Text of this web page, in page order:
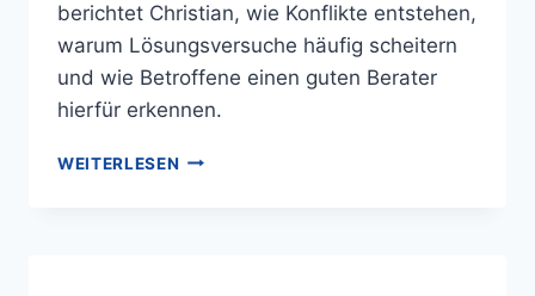
berichtet Christian, wie Konflikte entstehen,
warum Lösungsversuche häufig scheitern
und wie Betroffene einen guten Berater
hierfür erkennen.
WEITERLESEN